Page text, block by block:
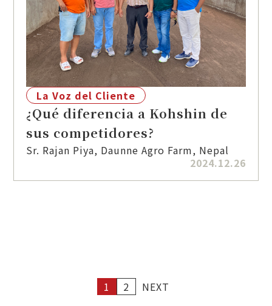
La Voz del Cliente
¿Qué diferencia a Kohshin de
sus competidores?
Sr. Rajan Piya, Daunne Agro Farm, Nepal
2024.12.26
1 2 NEXT